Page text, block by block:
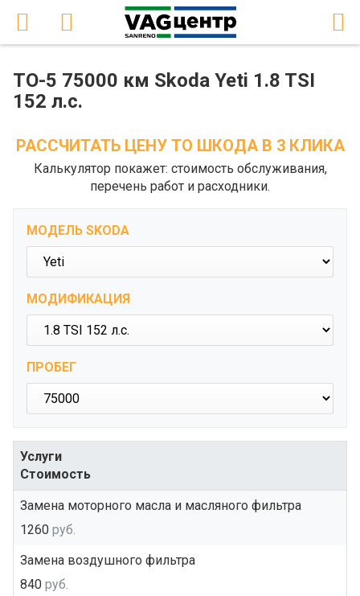
ТО-5 75000 км Skoda Yeti 1.8 TSI
152 л.с.
РАССЧИТАТЬ ЦЕНУ ТО ШКОДА В 3 КЛИКА
Калькулятор покажет: стоимость обслуживания,
перечень работ и расходники.
МОДЕЛЬ SKODA
МОДИФИКАЦИЯ
ПРОБЕГ
Услуги
Стоимость
Замена моторного масла и масляного фильтра
1260 руб.
Замена воздушного фильтра
840 руб.